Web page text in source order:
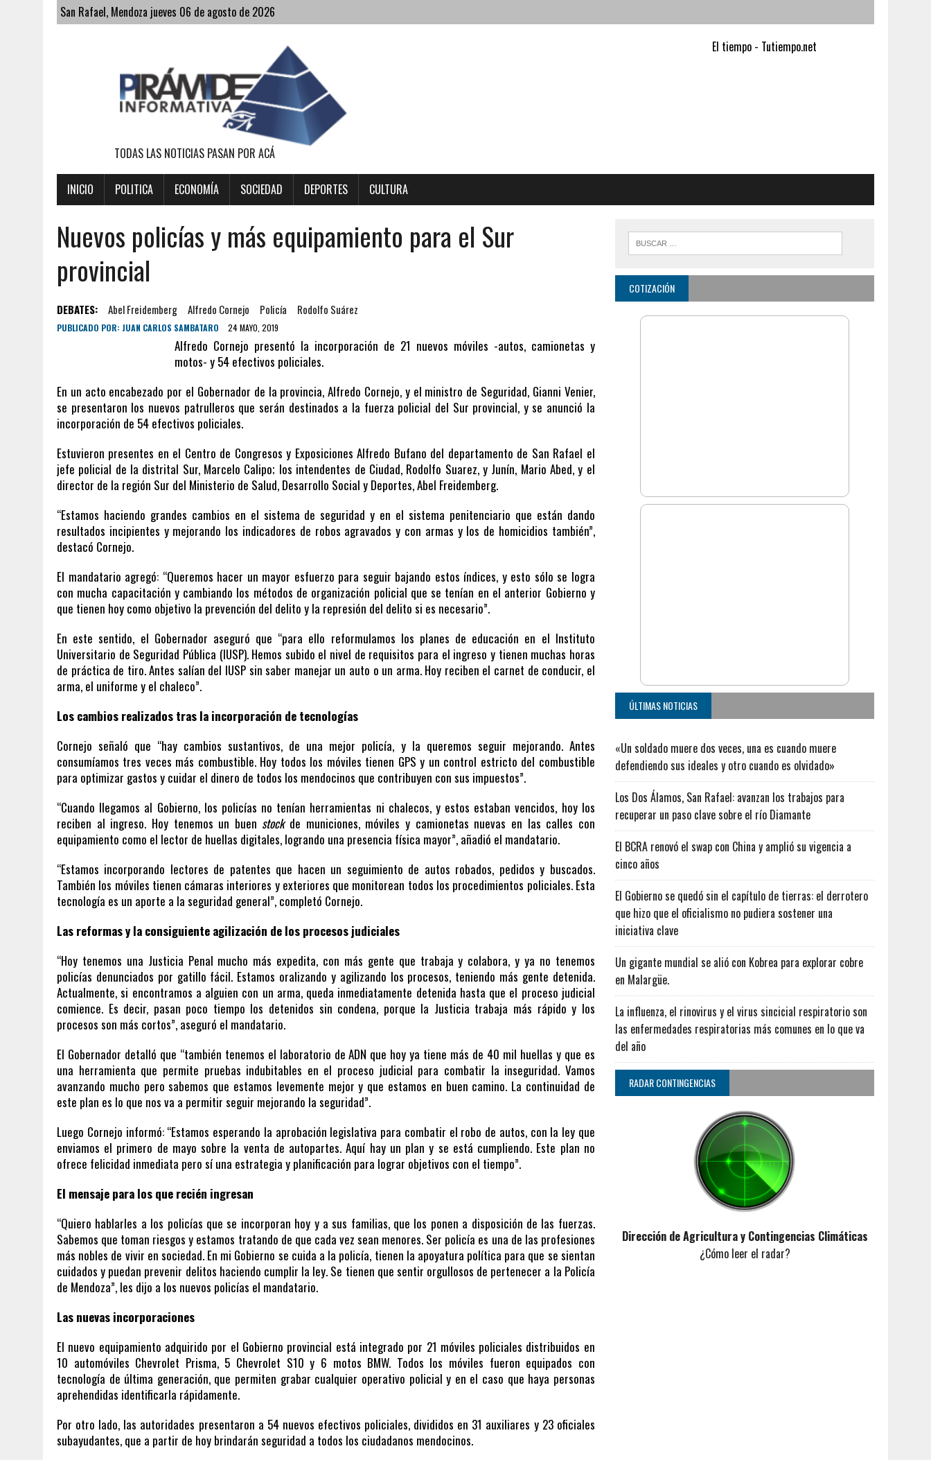
San Rafael, Mendoza jueves 06 de agosto de 2026
TODAS LAS NOTICIAS PASAN POR ACÁ
El tiempo - Tutiempo.net
INICIO POLITICA ECONOMÍA SOCIEDAD DEPORTES CULTURA
Nuevos policías y más equipamiento para el Sur
provincial
DEBATES: Abel Freidemberg Alfredo Cornejo Policía Rodolfo Suárez
PUBLICADO POR: JUAN CARLOS SAMBATARO 24 MAYO, 2019
Alfredo Cornejo presentó la incorporación de 21 nuevos móviles -autos, camionetas y
motos- y 54 efectivos policiales.
En un acto encabezado por el Gobernador de la provincia, Alfredo Cornejo, y el ministro de Seguridad, Gianni Venier,
se presentaron los nuevos patrulleros que serán destinados a la fuerza policial del Sur provincial, y se anunció la
incorporación de 54 efectivos policiales.
Estuvieron presentes en el Centro de Congresos y Exposiciones Alfredo Bufano del departamento de San Rafael el
jefe policial de la distrital Sur, Marcelo Calipo; los intendentes de Ciudad, Rodolfo Suarez, y Junín, Mario Abed, y el
director de la región Sur del Ministerio de Salud, Desarrollo Social y Deportes, Abel Freidemberg.
“Estamos haciendo grandes cambios en el sistema de seguridad y en el sistema penitenciario que están dando
resultados incipientes y mejorando los indicadores de robos agravados y con armas y los de homicidios también”,
destacó Cornejo.
El mandatario agregó: “Queremos hacer un mayor esfuerzo para seguir bajando estos índices, y esto sólo se logra
con mucha capacitación y cambiando los métodos de organización policial que se tenían en el anterior Gobierno y
que tienen hoy como objetivo la prevención del delito y la represión del delito si es necesario”.
En este sentido, el Gobernador aseguró que “para ello reformulamos los planes de educación en el Instituto
Universitario de Seguridad Pública (IUSP). Hemos subido el nivel de requisitos para el ingreso y tienen muchas horas
de práctica de tiro. Antes salían del IUSP sin saber manejar un auto o un arma. Hoy reciben el carnet de conducir, el
arma, el uniforme y el chaleco”.
Los cambios realizados tras la incorporación de tecnologías
Cornejo señaló que “hay cambios sustantivos, de una mejor policía, y la queremos seguir mejorando. Antes
consumíamos tres veces más combustible. Hoy todos los móviles tienen GPS y un control estricto del combustible
para optimizar gastos y cuidar el dinero de todos los mendocinos que contribuyen con sus impuestos”.
“Cuando llegamos al Gobierno, los policías no tenían herramientas ni chalecos, y estos estaban vencidos, hoy los
reciben al ingreso. Hoy tenemos un buen stockde municiones, móviles y camionetas nuevas en las calles con
equipamiento como el lector de huellas digitales, logrando una presencia física mayor”, añadió el mandatario.
“Estamos incorporando lectores de patentes que hacen un seguimiento de autos robados, pedidos y buscados.
También los móviles tienen cámaras interiores y exteriores que monitorean todos los procedimientos policiales. Esta
tecnología es un aporte a la seguridad general”, completó Cornejo.
Las reformas y la consiguiente agilización de los procesos judiciales
“Hoy tenemos una Justicia Penal mucho más expedita, con más gente que trabaja y colabora, y ya no tenemos
policías denunciados por gatillo fácil. Estamos oralizando y agilizando los procesos, teniendo más gente detenida.
Actualmente, si encontramos a alguien con un arma, queda inmediatamente detenida hasta que el proceso judicial
comience. Es decir, pasan poco tiempo los detenidos sin condena, porque la Justicia trabaja más rápido y los
procesos son más cortos”, aseguró el mandatario.
El Gobernador detalló que “también tenemos el laboratorio de ADN que hoy ya tiene más de 40 mil huellas y que es
una herramienta que permite pruebas indubitables en el proceso judicial para combatir la inseguridad. Vamos
avanzando mucho pero sabemos que estamos levemente mejor y que estamos en buen camino. La continuidad de
este plan es lo que nos va a permitir seguir mejorando la seguridad”.
Luego Cornejo informó: “Estamos esperando la aprobación legislativa para combatir el robo de autos, con la ley que
enviamos el primero de mayo sobre la venta de autopartes. Aquí hay un plan y se está cumpliendo. Este plan no
ofrece felicidad inmediata pero sí una estrategia y planificación para lograr objetivos con el tiempo”.
El mensaje para los que recién ingresan
“Quiero hablarles a los policías que se incorporan hoy y a sus familias, que los ponen a disposición de las fuerzas.
Sabemos que toman riesgos y estamos tratando de que cada vez sean menores. Ser policía es una de las profesiones
más nobles de vivir en sociedad. En mi Gobierno se cuida a la policía, tienen la apoyatura política para que se sientan
cuidados y puedan prevenir delitos haciendo cumplir la ley. Se tienen que sentir orgullosos de pertenecer a la Policía
de Mendoza”, les dijo a los nuevos policías el mandatario.
Las nuevas incorporaciones
El nuevo equipamiento adquirido por el Gobierno provincial está integrado por 21 móviles policiales distribuidos en
10 automóviles Chevrolet Prisma, 5 Chevrolet S10 y 6 motos BMW. Todos los móviles fueron equipados con
tecnología de última generación, que permiten grabar cualquier operativo policial y en el caso que haya personas
aprehendidas identificarla rápidamente.
Por otro lado, las autoridades presentaron a 54 nuevos efectivos policiales, divididos en 31 auxiliares y 23 oficiales
subayudantes, que a partir de hoy brindarán seguridad a todos los ciudadanos mendocinos.
COTIZACIÓN
ÚLTIMAS NOTICIAS
«Un soldado muere dos veces, una es cuando muere
defendiendo sus ideales y otro cuando es olvidado»
Los Dos Álamos, San Rafael: avanzan los trabajos para
recuperar un paso clave sobre el río Diamante
El BCRA renovó el swap con China y amplió su vigencia a
cinco años
El Gobierno se quedó sin el capítulo de tierras: el derrotero
que hizo que el oficialismo no pudiera sostener una
iniciativa clave
Un gigante mundial se alió con Kobrea para explorar cobre
en Malargüe.
La influenza, el rinovirus y el virus sincicial respiratorio son
las enfermedades respiratorias más comunes en lo que va
del año
RADAR CONTINGENCIAS
Dirección de Agricultura y Contingencias Climáticas
¿Cómo leer el radar?